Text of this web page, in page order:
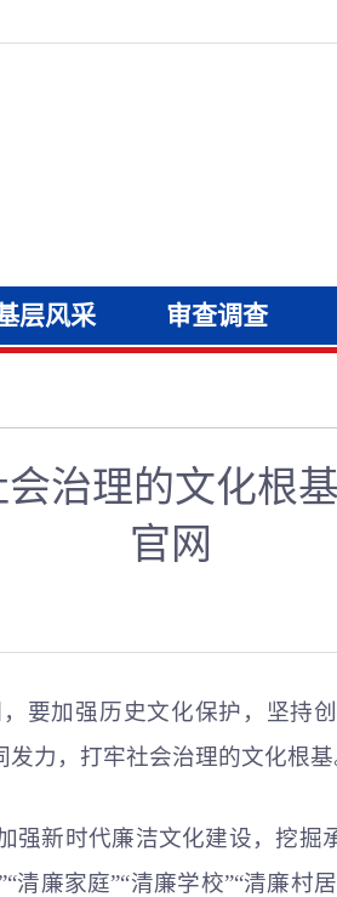
层风采 审查调查
会治理的文化根
官网
要加强历史文化保护，坚持
力，打牢社会治理的文化根基
强新时代廉洁文化建设，挖
清廉家庭”“清廉学校”“清廉村